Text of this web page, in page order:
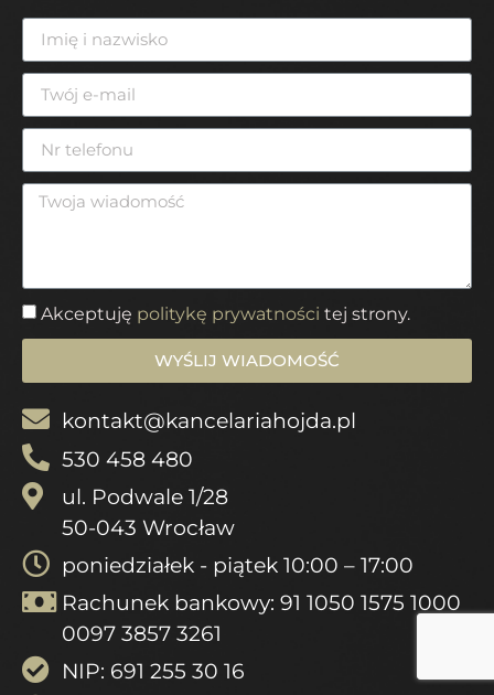
kontakt@kancelariahojda.pl
530 458 480
ul. Podwale 1/28
50-043 Wrocław
poniedziałek - piątek 10:00 – 17:00
Rachunek bankowy: 91 1050 1575 1000
0097 3857 3261
NIP: 691 255 30 16
Akceptuję politykę prywatności tej strony.
WYŚLIJ WIADOMOŚĆ